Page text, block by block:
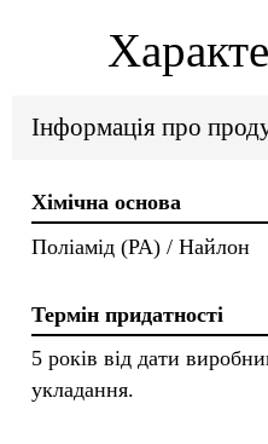
Інформація про
Хімічна основа
Поліамід (PA) / Найлон
Термін придатності
5 років від дати
укладання.